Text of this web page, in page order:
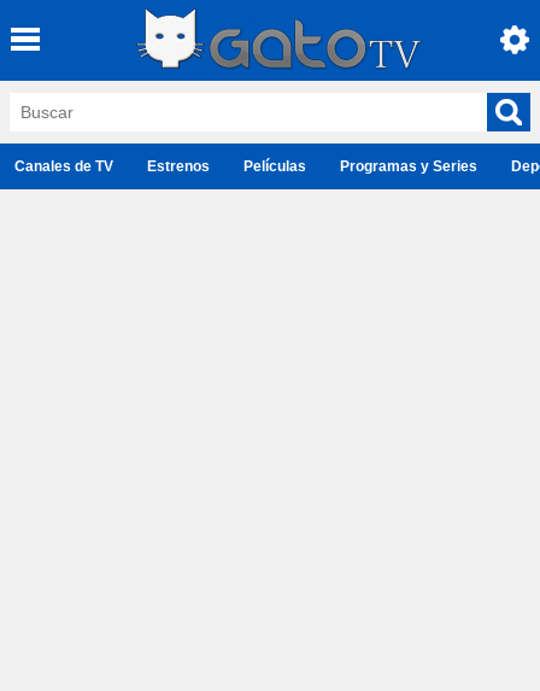
Canales de TV Estrenos Películas Programas y Series